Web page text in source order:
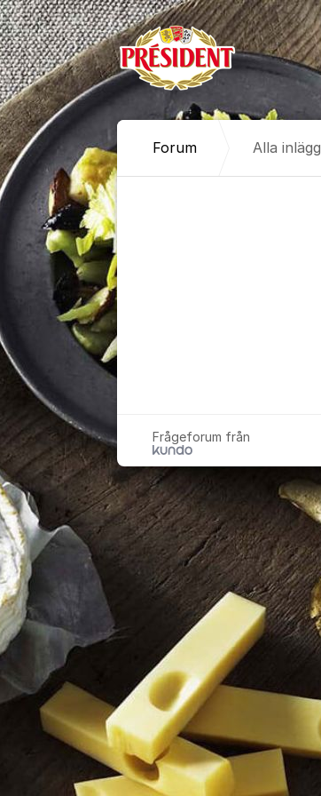
Hoppa till innehåll
Forum Alla inlägg
Frågeforum från